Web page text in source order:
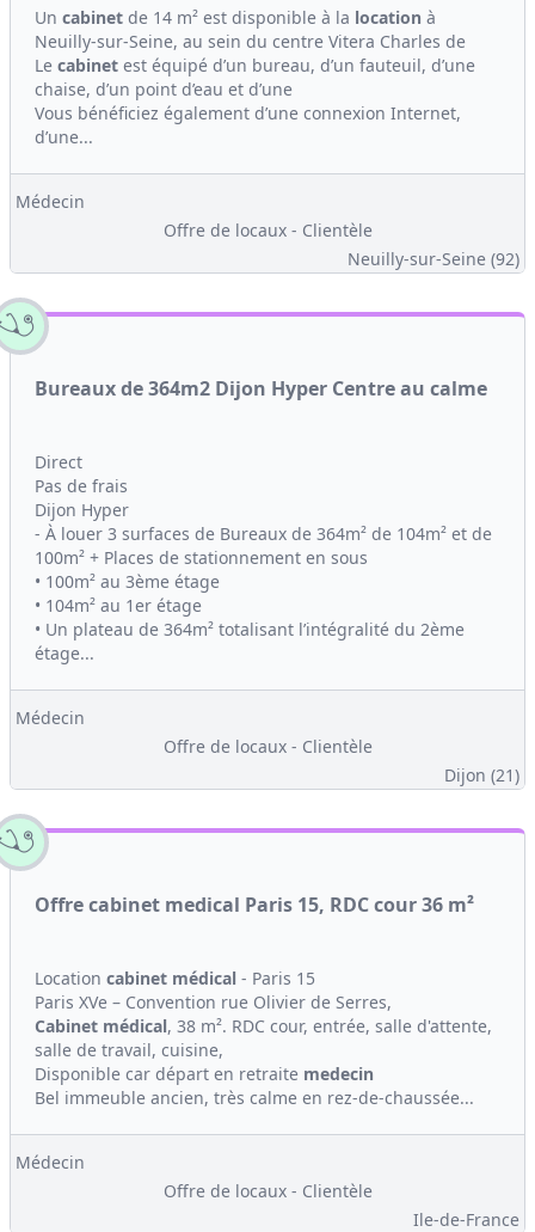
Un cabinet de 14 m² est disponible à la location à
Neuilly-sur-Seine, au sein du centre Vitera Charles de
Le cabinet est équipé d’un bureau, d’un fauteuil, d’une
chaise, d’un point d’eau et d’une
Vous bénéficiez également d’une connexion Internet,
d’une...
Médecin
Offre de locaux - Clientèle
Neuilly-sur-Seine (92)
Bureaux de 364m2 Dijon Hyper Centre au calme
Direct
Pas de frais
Dijon Hyper
- À louer 3 surfaces de Bureaux de 364m² de 104m² et de
100m² + Places de stationnement en sous
• 100m² au 3ème étage
• 104m² au 1er étage
• Un plateau de 364m² totalisant l’intégralité du 2ème
étage...
Médecin
Offre de locaux - Clientèle
Dijon (21)
Offre cabinet medical Paris 15, RDC cour 36 m²
Location cabinet médical - Paris 15
Paris XVe – Convention rue Olivier de Serres,
Cabinet médical, 38 m². RDC cour, entrée, salle d'attente,
salle de travail, cuisine,
Disponible car départ en retraite medecin
Bel immeuble ancien, très calme en rez-de-chaussée...
Médecin
Offre de locaux - Clientèle
Ile-de-France